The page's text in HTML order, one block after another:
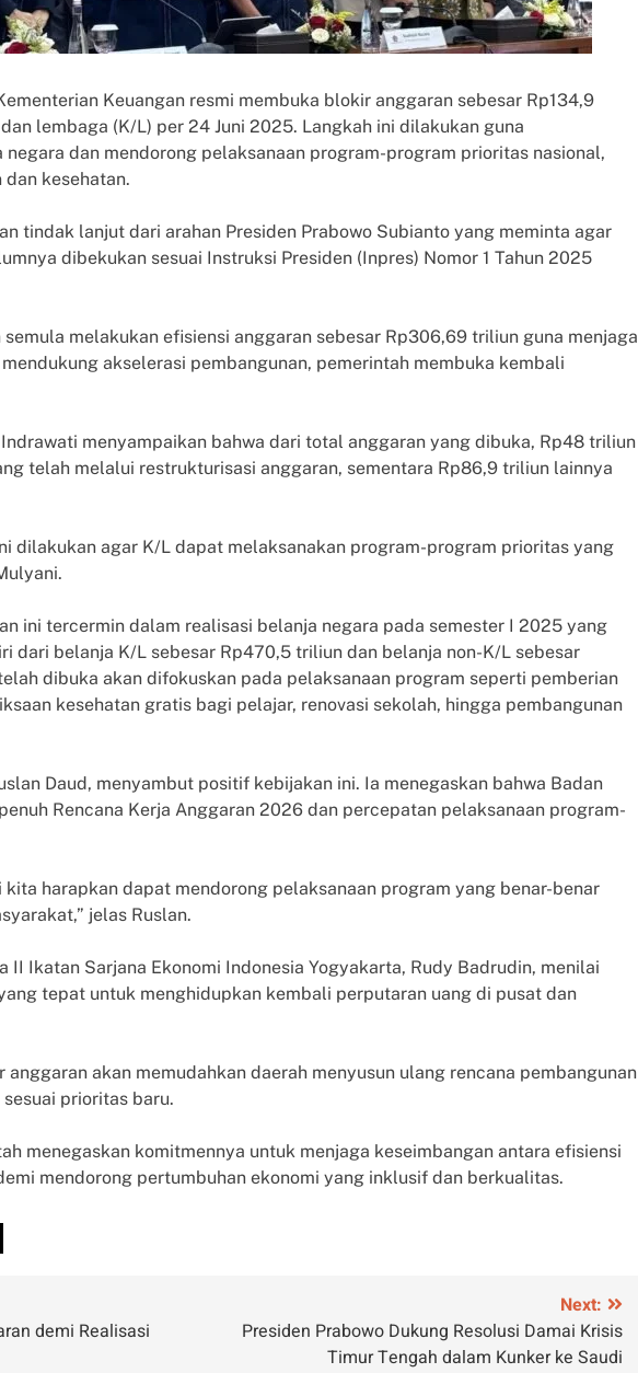
Keuangan resmi membuka blokir anggaran sebesar Rp134,9
lembaga (K/L) per 24 Juni 2025. Langkah ini dilakukan guna
dan mendorong pelaksanaan program-program prioritas nasional,
kesehatan.
tindak lanjut dari arahan Presiden Prabowo Subianto yang meminta agar
dibekukan sesuai Instruksi Presiden (Inpres) Nomor 1 Tahun 2025
melakukan efisiensi anggaran sebesar Rp306,69 triliun guna menjaga
akselerasi pembangunan, pemerintah membuka kembali
menyampaikan bahwa dari total anggaran yang dibuka, Rp48 triliun
telah melalui restrukturisasi anggaran, sementara Rp86,9 triliun lainnya
dilakukan agar K/L dapat melaksanakan program-program prioritas yang
ini tercermin dalam realisasi belanja negara pada semester I 2025 yang
dari belanja K/L sebesar Rp470,5 triliun dan belanja non-K/L sebesar
dibuka akan difokuskan pada pelaksanaan program seperti pemberian
kesehatan gratis bagi pelajar, renovasi sekolah, hingga pembangunan
Daud, menyambut positif kebijakan ini. Ia menegaskan bahwa Badan
Rencana Kerja Anggaran 2026 dan percepatan pelaksanaan program-
harapkan dapat mendorong pelaksanaan program yang benar-benar
jelas Ruslan.
II Ikatan Sarjana Ekonomi Indonesia Yogyakarta, Rudy Badrudin, menilai
tepat untuk menghidupkan kembali perputaran uang di pusat dan
akan memudahkan daerah menyusun ulang rencana pembangunan
prioritas baru.
menegaskan komitmennya untuk menjaga keseimbangan antara efisiensi
mendorong pertumbuhan ekonomi yang inklusif dan berkualitas.
demi Realisasi
Next:
Presiden Prabowo Dukung Resolusi Damai Krisis
Timur Tengah dalam Kunker ke Saudi